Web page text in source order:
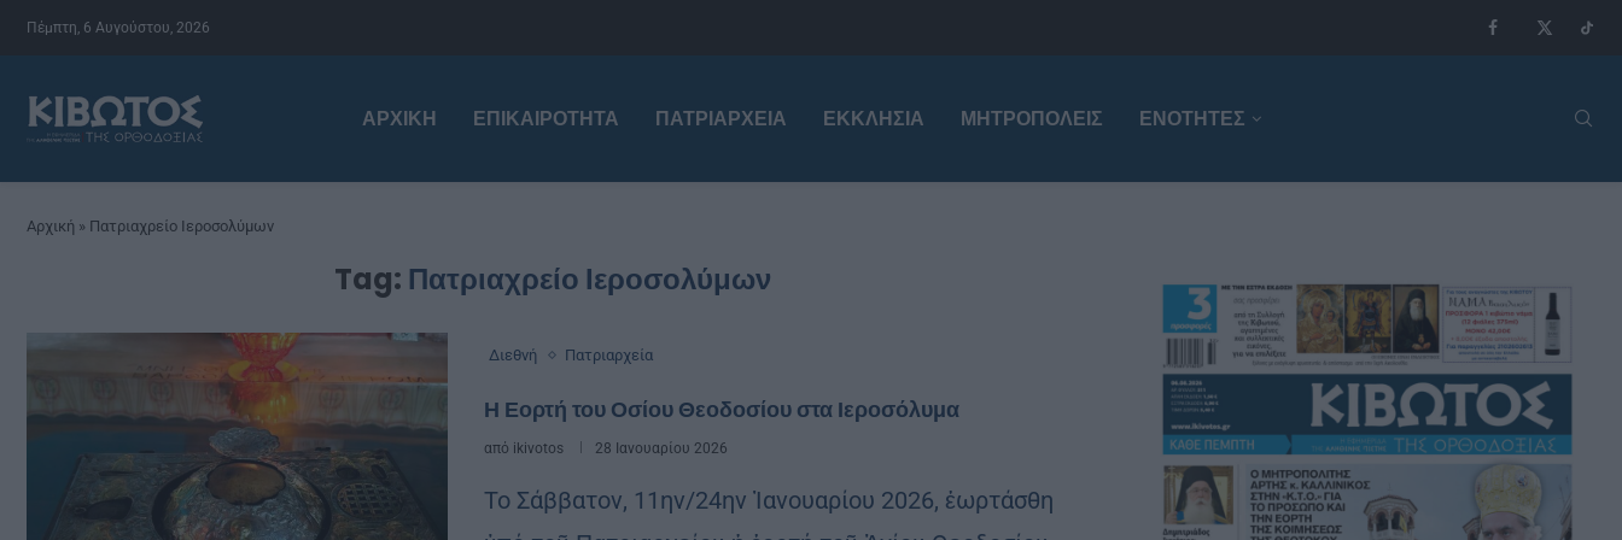
Πέμπτη, 6 Αυγούστου, 2026
ΑΡΧΙΚΉ ΕΠΙΚΑΙΡΌΤΗΤΑ ΠΑΤΡΙΑΡΧΕΊΑ ΕΚΚΛΗΣΊΑ ΜΗΤΡΟΠΌΛΕΙΣ ΕΝΟΤΗΤΕΣ
Αρχική » Πατριαχρείο Ιεροσολύμων
Tag: Πατριαχρείο Ιεροσολύμων
Διεθνή Πατριαρχεία
Η Εορτή του Οσίου Θεοδοσίου στα Ιεροσόλυμα
από ikivotos 28 Ιανουαρίου 2026
Το Σάββατον, 11ην/24ην Ἰανουαρίου 2026, ἑωρτάσθη